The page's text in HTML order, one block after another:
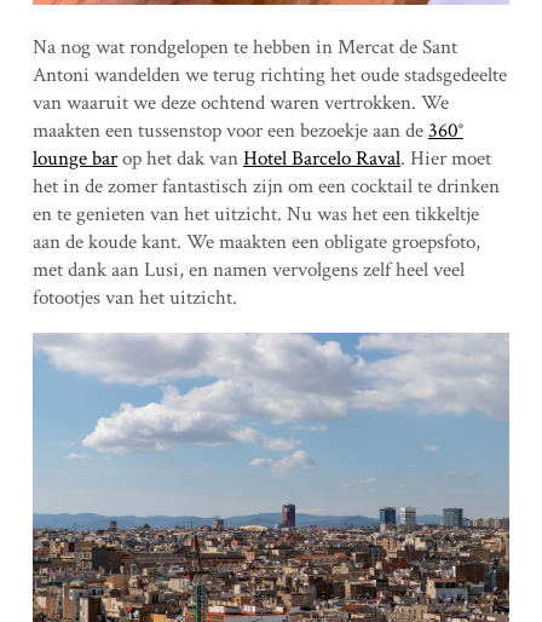
Na nog wat rondgelopen te hebben in Mercat de Sant
Antoni wandelden we terug richting het oude stadsgedeelte
van waaruit we deze ochtend waren vertrokken. We
maakten een tussenstop voor een bezoekje aan de360°
lounge barop het dak vanHotel Barcelo Raval. Hier moet
het in de zomer fantastisch zijn om een cocktail te drinken
en te genieten van het uitzicht. Nu was het een tikkeltje
aan de koude kant. We maakten een obligate groepsfoto,
met dank aan Lusi, en namen vervolgens zelf heel veel
fotootjes van het uitzicht.